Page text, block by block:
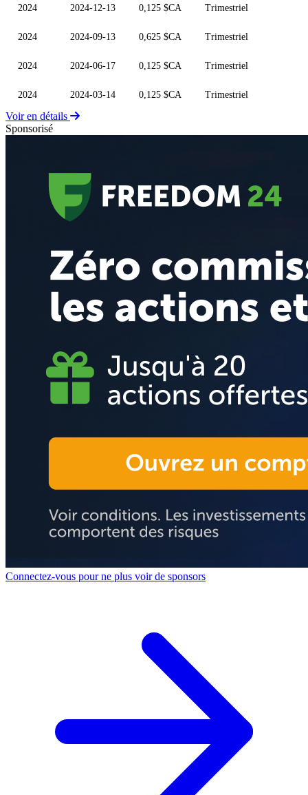
2024 2024-12-13 0,125 $CA Trimestriel
2024 2024-09-13 0,625 $CA Trimestriel
2024 2024-06-17 0,125 $CA Trimestriel
2024 2024-03-14 0,125 $CA Trimestriel
Voir en détails
Sponsorisé
Connectez-vous pour ne plus voir de sponsors